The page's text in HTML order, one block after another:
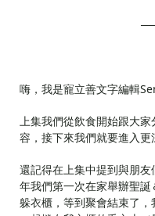
嗨，我是寵立善文字編輯
上集我們從飲食開始跟大
容，接下來我們就要進入
還記得在上集中提到與朋
年我們第一次在家舉辦聖
躲衣櫃，等到聚會結束了